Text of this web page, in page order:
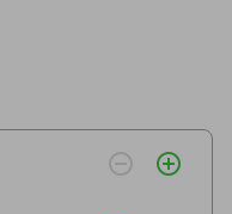
remove_circle_outline add_circle_outline